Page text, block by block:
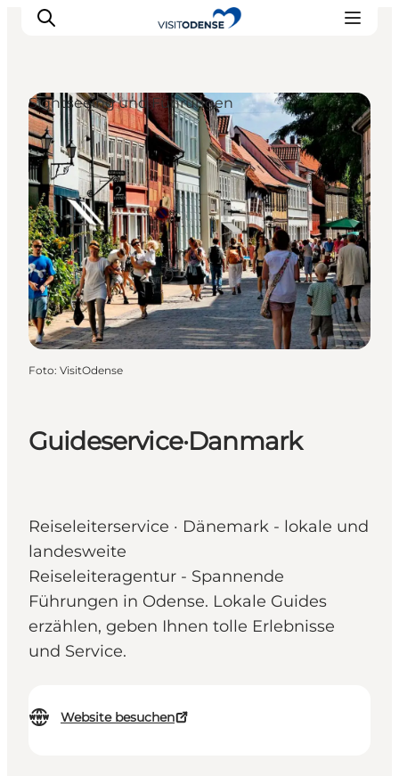
Odense erleben
Veranstaltungen
Reiseplanung
Inspiration
Guideservice·Danmark
Reiseleiterservice · Dänemark - lokale und
landesweite
Reiseleiteragentur - Spannende
Führungen in Odense. Lokale Guides
erzählen, geben Ihnen tolle Erlebnisse
und Service.
Website besuchen
Sightseeing und Führungen
Foto: VisitOdense